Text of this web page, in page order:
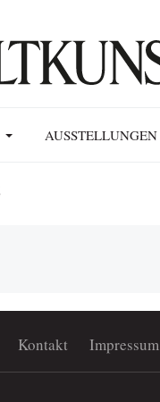
AUSSTELLUNGEN
Kontakt Impressum